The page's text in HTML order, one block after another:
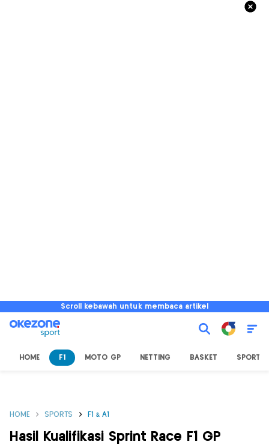
Scroll kebawah untuk membaca artikel
HOME F1 MOTO GP NETTING BASKET SPORT
HOME SPORTS F1 & A1
Hasil Kualifikasi Sprint Race F1 GP